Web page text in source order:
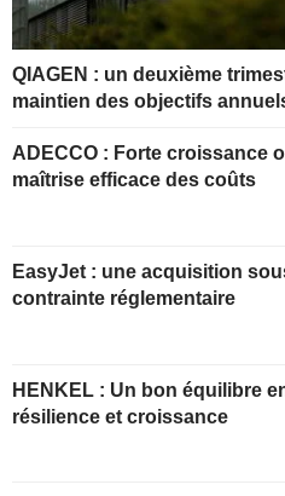
QIAGEN : un deuxième
maintien des objectifs
ADECCO : Forte croissance organique et
maîtrise efficace des coûts
EasyJet : une acquisition
contrainte réglementaire
HENKEL : Un bon équilibre entre
résilience et croissance